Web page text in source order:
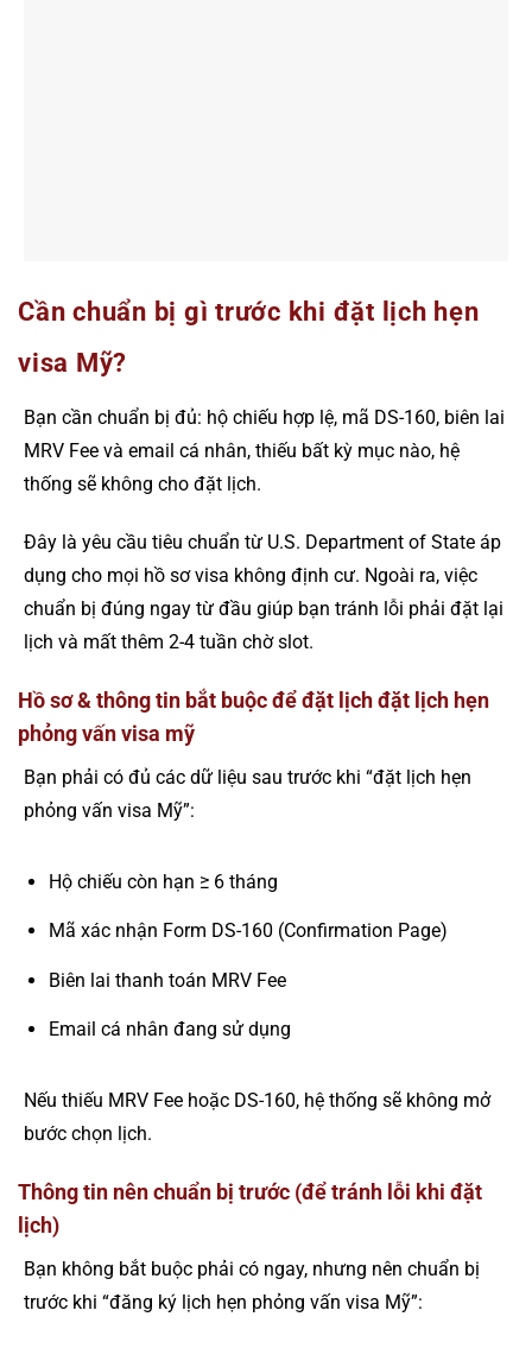
Cần chuẩn bị gì trước khi đặt lịch hẹn
visa Mỹ?
Bạn cần chuẩn bị đủ: hộ chiếu hợp lệ, mã DS-160, biên lai
MRV Fee và email cá nhân, thiếu bất kỳ mục nào, hệ
thống sẽ không cho đặt lịch.
Đây là yêu cầu tiêu chuẩn từ U.S. Department of State áp
dụng cho mọi hồ sơ visa không định cư. Ngoài ra, việc
chuẩn bị đúng ngay từ đầu giúp bạn tránh lỗi phải đặt lại
lịch và mất thêm 2-4 tuần chờ slot.
Hồ sơ & thông tin bắt buộc để đặt lịch đặt lịch hẹn
phỏng vấn visa mỹ
Bạn phải có đủ các dữ liệu sau trước khi “đặt lịch hẹn
phỏng vấn visa Mỹ”:
Hộ chiếu còn hạn ≥ 6 tháng
Mã xác nhận Form DS-160 (Confirmation Page)
Biên lai thanh toán MRV Fee
Email cá nhân đang sử dụng
Nếu thiếu MRV Fee hoặc DS-160, hệ thống sẽ không mở
bước chọn lịch.
Thông tin nên chuẩn bị trước (để tránh lỗi khi đặt
lịch)
Bạn không bắt buộc phải có ngay, nhưng nên chuẩn bị
trước khi “đăng ký lịch hẹn phỏng vấn visa Mỹ”: